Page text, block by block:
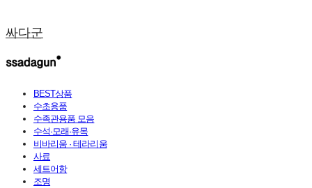
싸다군
BEST상품
수초용품
수족관용품 모음
수석·모래·유목
비바리움 · 테라리움
사료
세트어항
조명